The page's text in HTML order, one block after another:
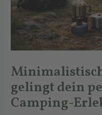
gelingt dein
Camping-